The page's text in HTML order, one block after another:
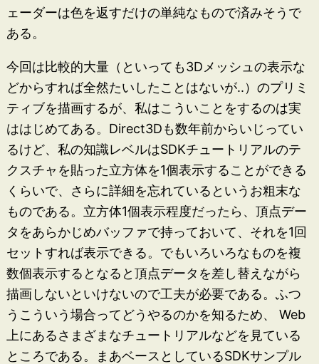
ェーダーは色を返すだけの単純なもので済みそうで
ある。
今回は比較的大量（といっても3Dメッシュの表示な
どからすれば全然たいしたことはないが..）のプリミ
ティブを描画するが、私はこういことをするのは実
ははじめてある。Direct3Dも数年前からいじってい
るけど、私の知識レベルはSDKチュートリアルのテ
クスチャを貼った立方体を1個表示することができる
くらいで、さらに詳細を忘れているというお粗末な
ものである。立方体1個表示程度だったら、頂点デー
タをあらかじめバッファで持っておいて、それを1回
セットすれば表示できる。でもいろいろなものを複
数個表示するとなると頂点データを差し替えながら
描画しないといけないので工夫が必要である。ふつ
うこういう場合ってどうやるのかを知るため、 Web
上にあるさまざまなチュートリアルなどを見ている
ところである。まあベースとしているSDKサンプル